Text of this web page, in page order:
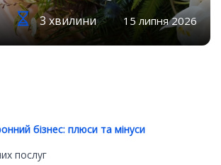
3 хвилини 15 липня 2026
бізнес: плюси та мінуси
послуг